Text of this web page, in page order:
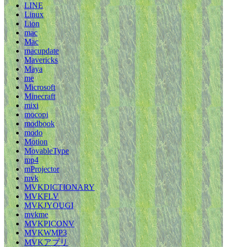
LINE
Linux
Lion
mac
Mac
macupdate
Mavericks
Maya
me
Microsoft
Minecraft
mixi
mocopi
modbook
modo
Motion
MovableType
mp4
mProjector
mvk
MVKDICTIONARY
MVKFLV
MVKJYOUGI
mvkme
MVKPICONV
MVKWMP3
MVKアプリ